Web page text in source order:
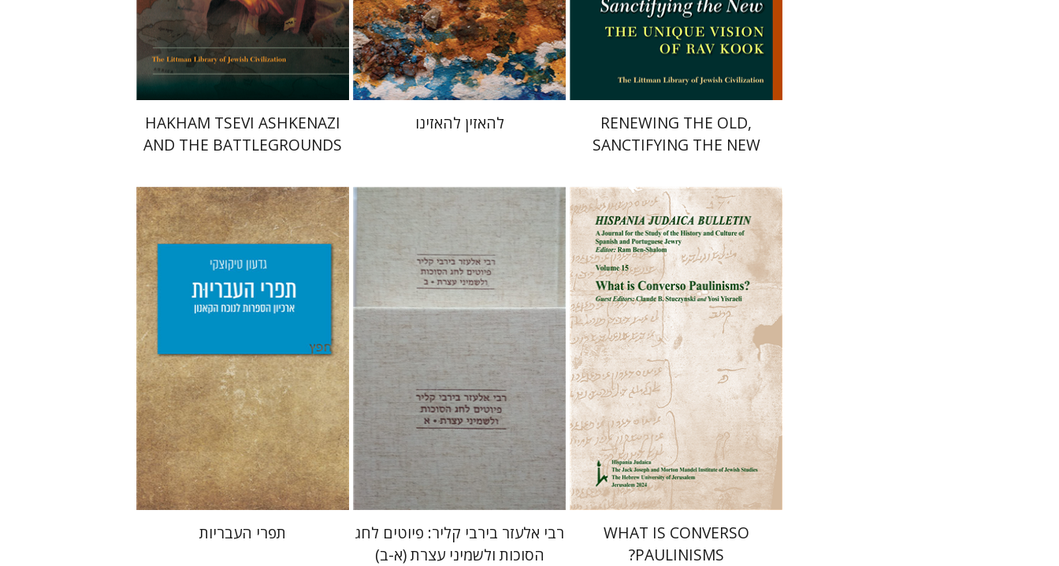
הנחת אתר ספר מודפס
$38
$34
RENEWING THE OLD,
SANCTIFYING THE NEW
הנחת אתר ספר מודפס
$53
$48
להאזין להאזינו
הנחת אתר ספר מודפס
$50
$45
HAKHAM TSEVI ASHKENAZI
AND THE BATTLEGROUNDS
RABBINATE
רם בן-שלום
הנחת אתר ספר מודפס
$35
$32
WHAT IS CONVERSO
PAULINISMS?
שולמית אליצור
הנחת אתר ספר מודפס
$125
$112
רבי אלעזר בירבי קליר: פיוטים לחג
הסוכות ולשמיני עצרת (א-ב)
גדעון טיקוצקי
הנחת אתר ספר מודפס
$28
$25
תפרי העבריות